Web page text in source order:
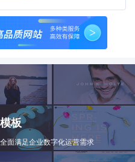
板
面满足企业数字化运营需求